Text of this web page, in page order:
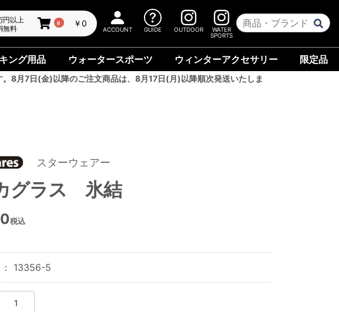
円以上
無料
0 ￥0
ACCOUNT GUIDE OUTDOOR
WATER
SPORTS
ング用品 ウォータースポーツ ウィンターアクセサリー 限定品
8月7日(金)以降のご注文商品は、8月17日(月)以降順次発送いたしま
スターウェアー
グラス 氷結
税込
13356-5